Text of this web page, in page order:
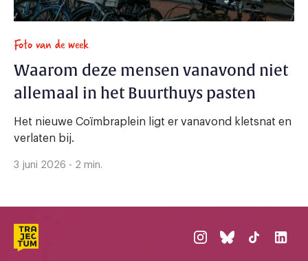
Foto van de week
Waarom deze mensen vanavond niet
allemaal in het Buurthuys pasten
Het nieuwe Coïmbraplein ligt er vanavond kletsnat en
verlaten bij.
3 juni 2026 - 2 min.